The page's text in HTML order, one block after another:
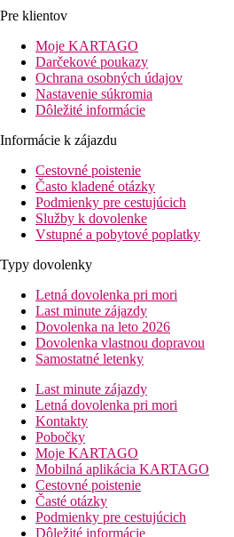
Pre klientov
Moje KARTAGO
Darčekové poukazy
Ochrana osobných údajov
Nastavenie súkromia
Dôležité informácie
Informácie k zájazdu
Cestovné poistenie
Často kladené otázky
Podmienky pre cestujúcich
Služby k dovolenke
Vstupné a pobytové poplatky
Typy dovolenky
Letná dovolenka pri mori
Last minute zájazdy
Dovolenka na leto 2026
Dovolenka vlastnou dopravou
Samostatné letenky
Last minute zájazdy
Letná dovolenka pri mori
Kontakty
Pobočky
Moje KARTAGO
Mobilná aplikácia KARTAGO
Cestovné poistenie
Časté otázky
Podmienky pre cestujúcich
Dôležité informácie